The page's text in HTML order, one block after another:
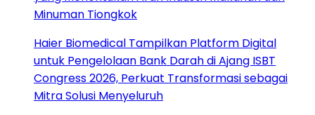
Minuman Tiongkok
Haier Biomedical Tampilkan Platform Digital
untuk Pengelolaan Bank Darah di Ajang ISBT
Congress 2026, Perkuat Transformasi sebagai
Mitra Solusi Menyeluruh